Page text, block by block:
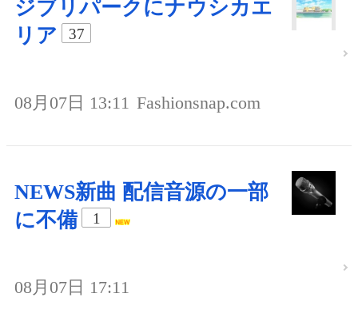
ジブリパークにナウシカエ
リア
37
08月07日 13:11 Fashionsnap.com
NEWS新曲 配信音源の一部
に不備
1
08月07日 17:11